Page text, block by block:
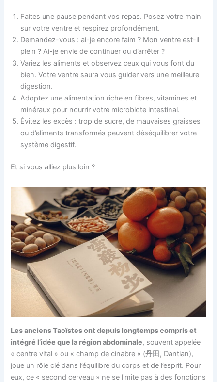
Faites une pause pendant vos repas. Posez votre main
sur votre ventre et respirez profondément.
Demandez-vous : ai-je encore faim ? Mon ventre est-il
plein ? Ai-je envie de continuer ou d’arrêter ?
Variez les aliments et observez ceux qui vous font du
bien. Votre ventre saura vous guider vers une meilleure
digestion.
Adoptez une alimentation riche en fibres, vitamines et
minéraux pour nourrir votre microbiote intestinal.
Évitez les excès : trop de sucre, de mauvaises graisses
ou d’aliments transformés peuvent déséquilibrer votre
système digestif.
Et si vous alliez plus loin ?
Les anciens Taoïstes ont depuis longtemps compris et
intégré l’idée que la région abdominale, souvent appelée
« centre vital » ou « champ de cinabre » (丹田, Dantian),
joue un rôle clé dans l’équilibre du corps et de l’esprit. Pour
eux, ce « second cerveau » ne se limite pas à des fonctions